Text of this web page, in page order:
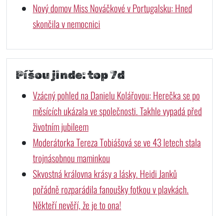
Nový domov Miss Nováčkové v Portugalsku: Hned
skončila v nemocnici
Píšou jinde: top 7d
Vzácný pohled na Danielu Kolářovou: Herečka se po
měsících ukázala ve společnosti. Takhle vypadá před
životním jubileem
Moderátorka Tereza Tobiášová se ve 43 letech stala
trojnásobnou maminkou
Skvostná královna krásy a lásky. Heidi Janků
pořádně rozparádila fanoušky fotkou v plavkách.
Někteří nevěří, že je to ona!